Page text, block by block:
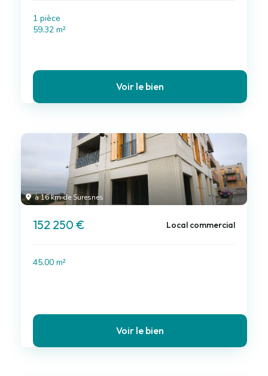
1 pièce
59.32 m²
Voir le bien
à 16 km de Suresnes
152 250 € Local commercial
45.00 m²
Voir le bien